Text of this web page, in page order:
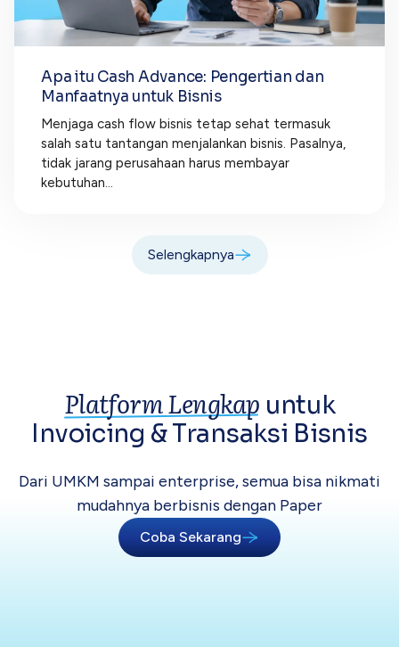
Apa itu Cash Advance: Pengertian dan
Manfaatnya untuk Bisnis
Menjaga cash flow bisnis tetap sehat termasuk
salah satu tantangan menjalankan bisnis. Pasalnya,
tidak jarang perusahaan harus membayar
kebutuhan...
Selengkapnya
Platform Lengkap untuk
Invoicing &Transaksi Bisnis
Dari UMKM sampai enterprise, semua bisa nikmati
mudahnya berbisnis dengan Paper
Coba Sekarang